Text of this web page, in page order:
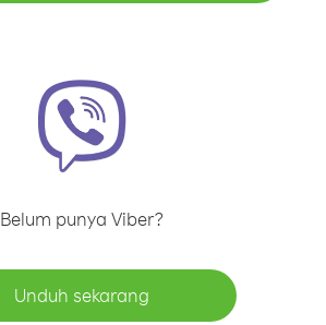
Belum punya Viber?
Unduh sekarang